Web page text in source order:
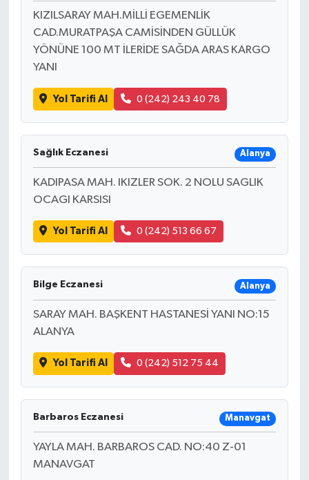
KIZILSARAY MAH.MİLLİ EGEMENLİK
CAD.MURATPAŞA CAMİSİNDEN GÜLLÜK
YÖNÜNE 100 MT İLERİDE SAĞDA ARAS KARGO
YANI
Yol Tarifi Al 0 (242) 243 40 78
Sağlık Eczanesi Alanya
KADIPASA MAH. IKIZLER SOK. 2 NOLU SAGLIK
OCAGI KARSISI
Yol Tarifi Al 0 (242) 513 66 67
Bilge Eczanesi Alanya
SARAY MAH. BAŞKENT HASTANESİ YANI NO:15
ALANYA
Yol Tarifi Al 0 (242) 512 75 44
Barbaros Eczanesi Manavgat
YAYLA MAH. BARBAROS CAD. NO:40 Z-01
MANAVGAT